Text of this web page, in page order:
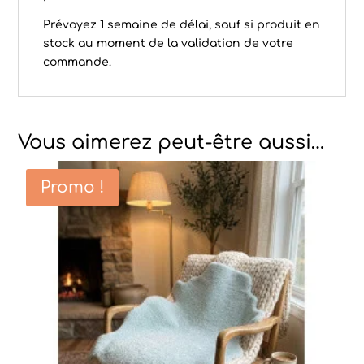
Prévoyez 1 semaine de délai, sauf si produit en
stock au moment de la validation de votre
commande.
Vous aimerez peut-être aussi…
Promo !